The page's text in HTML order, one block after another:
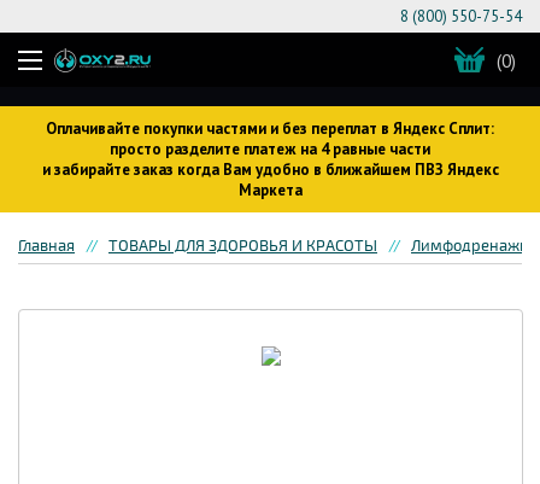
Оплачивайте покупки частями и без переплат в Яндекс Сплит:
просто разделите платеж на 4 равные части
и забирайте заказ когда Вам удобно в ближайшем ПВЗ Яндекс
Маркета
8 (800) 550-75-54
(0)
Главная ТОВАРЫ ДЛЯ ЗДОРОВЬЯ И КРАСОТЫ